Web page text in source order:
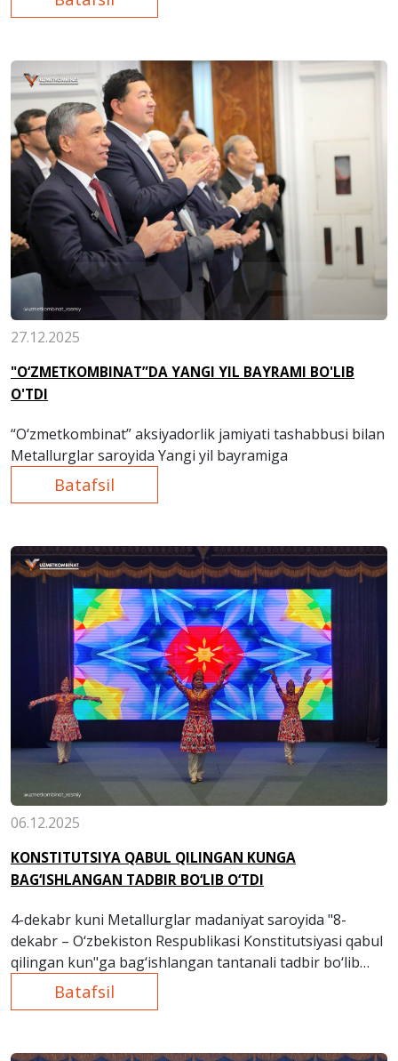
27.12.2025
"O‘ZMETKOMBINAT”DA YANGI YIL BAYRAMI BO'LIB
O'TDI
“O‘zmetkombinat” aksiyadorlik jamiyati tashabbusi bilan
Metallurglar saroyida Yangi yil bayramiga
Batafsil
06.12.2025
KONSTITUTSIYA QABUL QILINGAN KUNGA
BAG‘ISHLANGAN TADBIR BO‘LIB O‘TDI
4-dekabr kuni Metallurglar madaniyat saroyida "8-
dekabr – O‘zbekiston Respublikasi Konstitutsiyasi qabul
qilingan kun"ga bag‘ishlangan tantanali tadbir bo‘lib
Batafsil